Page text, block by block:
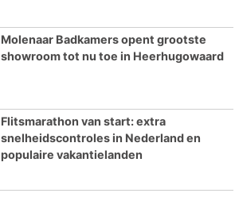
Molenaar Badkamers opent grootste
showroom tot nu toe in Heerhugowaard
Flitsmarathon van start: extra
snelheidscontroles in Nederland en
populaire vakantielanden